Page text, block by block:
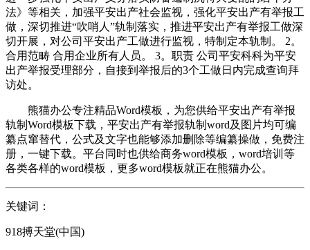
法》等相关，加强平安出产社会监视，强化平安出产有举报工
做，深切推进“吹哨人”轨制落实，推进平安出产有举报工做深
切开展，对公司平安出产工做进行监视，特制定本轨制。 2。
合用范畴 合用企业所有人员。 3。职责 公司平安科科为平安
出产举报受理部分，自接到举报后的3个工做日内完成查询拜
访处。
熊猫办公专注精品Word模板，为您供给平安出产有举报
轨制Word模板下载，平安出产有举报轨制word及图片均可编
纂点窜替代，公式及文字也能够添加删除等编纂操做，免费注
册，一键下载。平台同时也供给商务word模板，word培训等
各类各样的word模板，更多word模板就正在熊猫办公。
关键词：
918搏天堂(中国)